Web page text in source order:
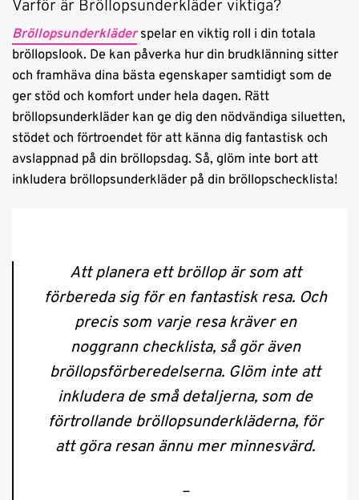
Varför är Bröllopsunderkläder viktiga?
Bröllopsunderkläderspelar en viktig roll i din totala
bröllopslook. De kan påverka hur din brudklänning sitter
och framhäva dina bästa egenskaper samtidigt som de
ger stöd och komfort under hela dagen. Rätt
bröllopsunderkläder kan ge dig den nödvändiga siluetten,
stödet och förtroendet för att känna dig fantastisk och
avslappnad på din bröllopsdag. Så, glöm inte bort att
inkludera bröllopsunderkläder på din bröllopschecklista!
Att planera ett bröllop är som att
förbereda sig för en fantastisk resa. Och
precis som varje resa kräver en
noggrann checklista, så gör även
bröllopsförberedelserna. Glöm inte att
inkludera de små detaljerna, som de
förtrollande bröllopsunderkläderna, för
att göra resan ännu mer minnesvärd.
–